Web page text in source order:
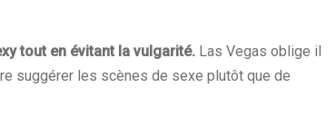
tout en évitant la vulgarité. Las Vegas oblige il
suggérer les scènes de sexe plutôt que de